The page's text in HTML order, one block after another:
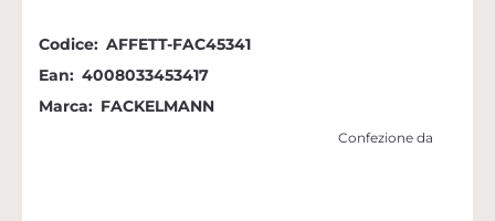
Codice: AFFETT-FAC45341
Ean: 4008033453417
Marca: FACKELMANN
Confezione da